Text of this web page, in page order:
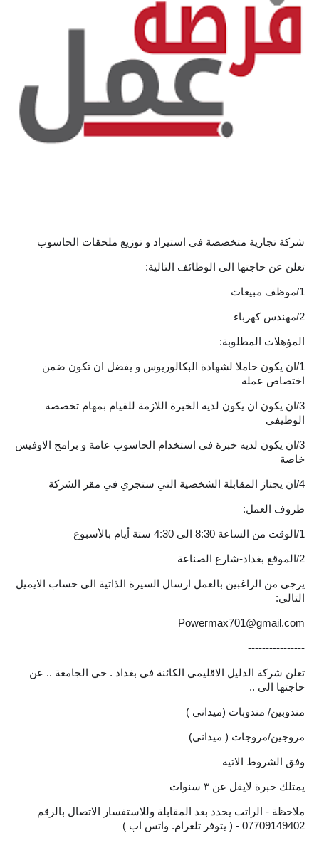
صحة وطب
فن ومشاهير
العامة
شركة تجارية متخصصة في استيراد و توزيع ملحقات الحاسوب
تعلن عن حاجتها الى الوظائف التالية:
1/موظف مبيعات
2/مهندس كهرباء
المؤهلات المطلوبة:
1/ان يكون حاملا لشهادة البكالوريوس و يفضل ان تكون ضمن
اختصاص عمله
3/ان يكون ان يكون لديه الخبرة اللازمة للقيام بمهام تخصصه
الوظيفي
3/ان يكون لديه خبرة في استخدام الحاسوب عامة و برامج الاوفيس
خاصة
4/ان يجتاز المقابلة الشخصية التي ستجري في مقر الشركة
ظروف العمل:
1/الوقت من الساعة 8:30 الى 4:30 ستة أيام بالأسبوع
2/الموقع بغداد-شارع الصناعة
يرجى من الراغبين بالعمل ارسال السيرة الذاتية الى حساب الايميل
التالي:
Powermax701@gmail.com
----------------
تعلن شركة الدليل الاقليمي الكائنة في بغداد . حي الجامعة .. عن
حاجتها الى ..
مندوبين/ مندوبات (ميداني )
مروجين/مروجات ( ميداني)
وفق الشروط الاتيه
يمتلك خبرة لايقل عن ٣ سنوات
ملاحظة - الراتب يحدد بعد المقابلة وللاستفسار الاتصال بالرقم
07709149402 - ( يتوفر تلغرام. واتس اب )